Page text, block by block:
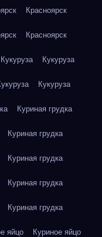
Красноярск
Красноярск
Кукуруза Кукуруза
Кукуруза
Куриная грудка
Куриная грудка
Куриная грудка
Куриная грудка
Куриная грудка
яйцо Куриное яйцо